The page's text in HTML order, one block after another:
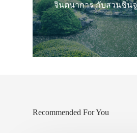
จินตนาการ กับสวนชินจู
Recommended For You